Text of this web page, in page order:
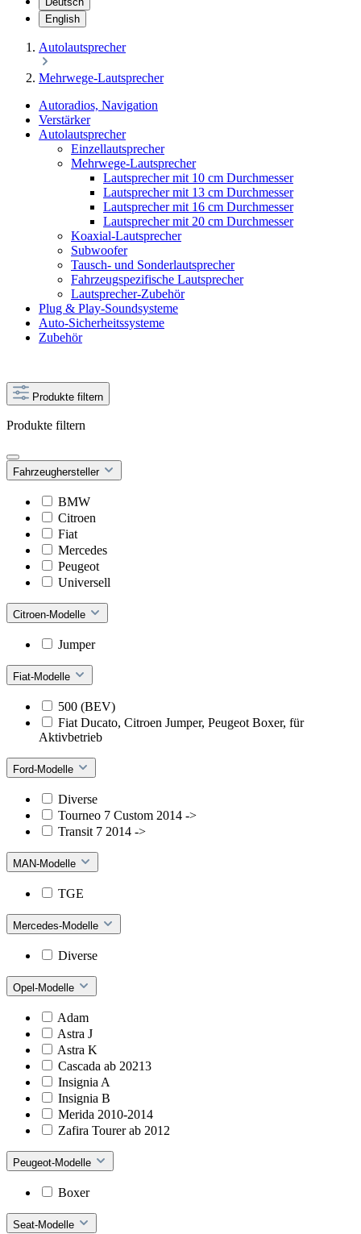
English
Autolautsprecher
Mehrwege-Lautsprecher
Autoradios, Navigation
Verstärker
Autolautsprecher
Einzellautsprecher
Mehrwege-Lautsprecher
Lautsprecher mit 10 cm Durchmesser
Lautsprecher mit 13 cm Durchmesser
Lautsprecher mit 16 cm Durchmesser
Lautsprecher mit 20 cm Durchmesser
Koaxial-Lautsprecher
Subwoofer
Tausch- und Sonderlautsprecher
Fahrzeugspezifische Lautsprecher
Lautsprecher-Zubehör
Plug & Play-Soundsysteme
Auto-Sicherheitssysteme
Zubehör
Produkte filtern
Produkte filtern
Fahrzeughersteller
BMW
Citroen
Fiat
Mercedes
Peugeot
Universell
Citroen-Modelle
Jumper
Fiat-Modelle
500 (BEV)
Fiat Ducato, Citroen Jumper, Peugeot Boxer, für
Aktivbetrieb
Ford-Modelle
Diverse
Tourneo 7 Custom 2014 ->
Transit 7 2014 ->
MAN-Modelle
TGE
Mercedes-Modelle
Diverse
Opel-Modelle
Adam
Astra J
Astra K
Cascada ab 20213
Insignia A
Insignia B
Merida 2010-2014
Zafira Tourer ab 2012
Peugeot-Modelle
Boxer
Seat-Modelle